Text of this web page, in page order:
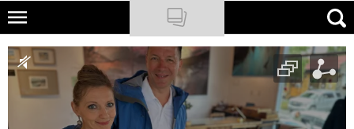
Skip
main
content
NATIONAL GEOGRAPHIC
TRAVELER